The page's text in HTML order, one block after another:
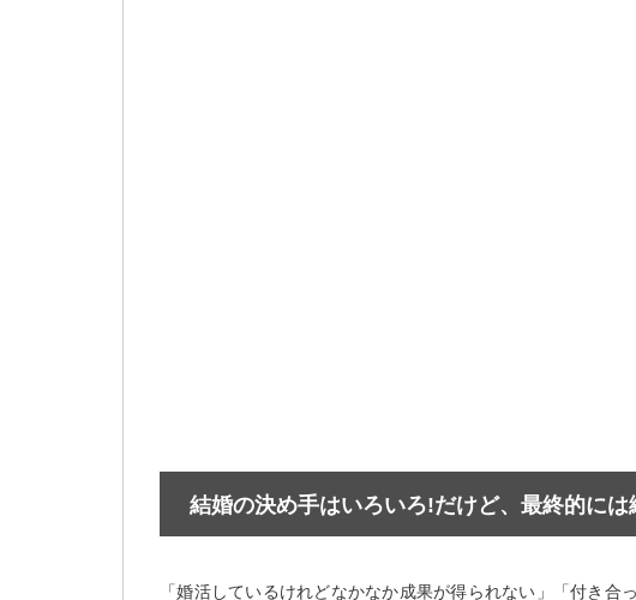
結婚の決め手はいろいろ!だけど、最終的には
「婚活しているけれどなかなか成果が得られない」「付き